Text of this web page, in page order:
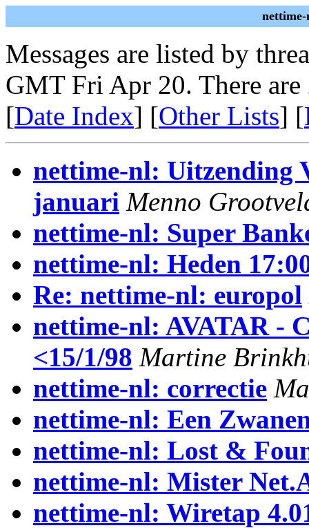
Messages are listed by
GMT Fri Apr 20. There are
[Date Index] [Other Lists] [
nettime-nl: Uitzending
januari Menno
nettime-nl: Super
nettime-nl: Heden
Re: nettime-nl: europol
nettime-nl: AVATAR -
<15/1/98 Martine
nettime-nl: correctie
nettime-nl: Een
nettime-nl: Lost &
nettime-nl: Mister
nettime-nl: Wiretap